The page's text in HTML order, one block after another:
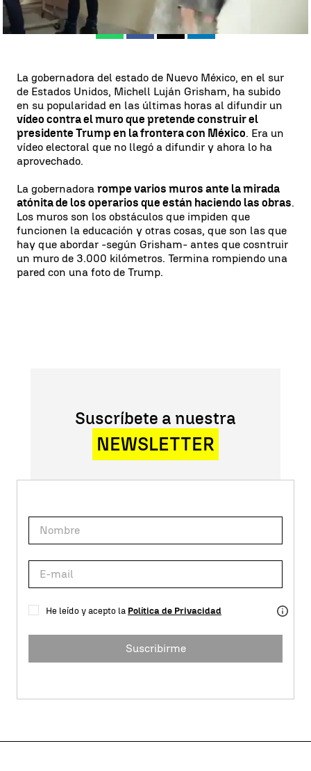
WhatsappFacebook
X Linkedin
La gobernadora del estado de Nuevo México, en el sur
de Estados Unidos, Michell Luján Grisham, ha subido
en su popularidad en las últimas horas al difundir un
vídeo contra el muro que pretende construir el
presidente Trump en la frontera con México. Era un
vídeo electoral que no llegó a difundir y ahora lo ha
aprovechado.
La gobernadora rompe varios muros ante la mirada
atónita de los operarios que están haciendo las obras.
Los muros son los obstáculos que impiden que
funcionen la educación y otras cosas, que son las que
hay que abordar -según Grisham- antes que cosntruir
un muro de 3.000 kilómetros. Termina rompiendo una
pared con una foto de Trump.
Suscríbete a nuestra
NEWSLETTER
He leído y acepto la Política de Privacidad
Suscribirme